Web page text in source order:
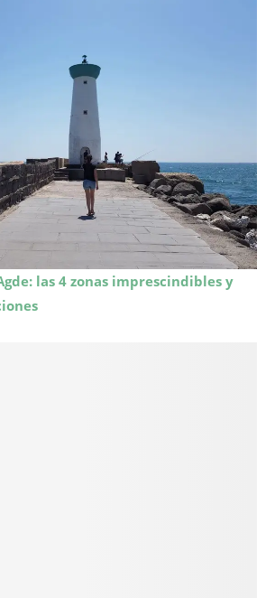
las 4 zonas imprescindibles y